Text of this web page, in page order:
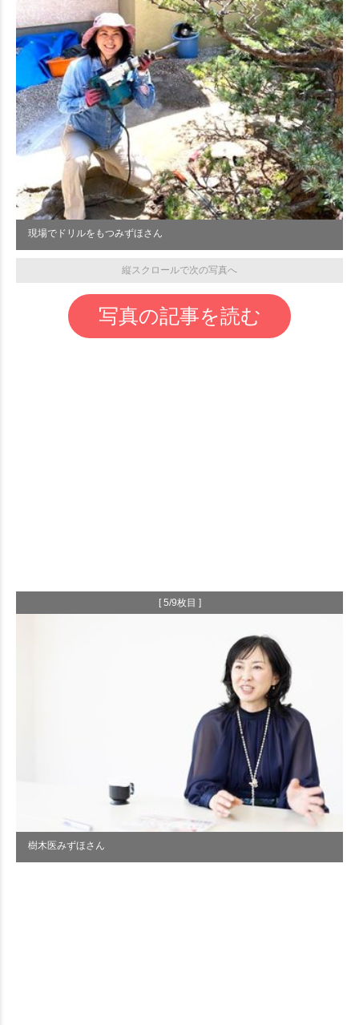
現場でドリルをもつみずほさん
縦スクロールで次の写真へ
写真の記事を読む
[ 5/9枚目 ]
樹木医みずほさん